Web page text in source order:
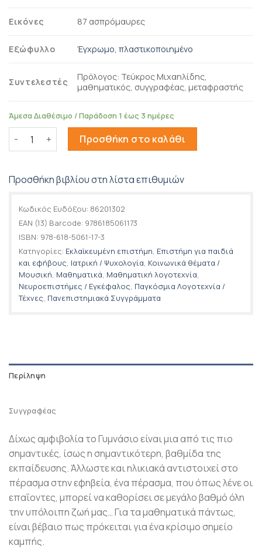
Εικόνες 87 ασπρόμαυρες
Εξώφυλλο Έγχρωμο, πλαστικοποιημένο
Συντελεστές
Πρόλογος: Τεύκρος Μιχαηλίδης,
μαθηματικός, συγγραφέας, μεταφραστής
Άμεσα Διαθέσιμο / Παράδοση 1 έως 3 ημέρες
Σε φάση μετάβασης ποσότητα
Προσθήκη στο καλάθι
Προσθήκη βιβλίου στη λίστα επιθυμιών
Κωδικός Ευδόξου: 86201302
EAN (13) Barcode: 9786185061173
ISBN: 978-618-5061-17-3
Κατηγορίες: Εκλαϊκευμένη επιστήμη, Επιστήμη για παιδιά
και εφήβους, Ιατρική / Ψυχολογία, Κοινωνικά θέματα /
Μουσική, Μαθηματικά, Μαθηματική λογοτεχνία,
Νευροεπιστήμες / Εγκέφαλος, Παγκόσμια Λογοτεχνία /
Τέχνες, Πανεπιστημιακά Συγγράμματα
Περίληψη
Συγγραφέας
Δίχως αμφιβολία το Γυμνάσιο είναι μια από τις πιο
σημαντικές, ίσως η σημαντικότερη, βαθμίδα της
εκπαίδευσης. Άλλωστε και ηλικιακά αντιστοιχεί στο
πέρασμα στην εφηβεία, ένα πέρασμα, που όπως λένε οι
επαΐοντες, μπορεί να καθορίσει σε μεγάλο βαθμό όλη
την υπόλοιπη ζωή μας… Για τα μαθηματικά πάντως,
είναι βέβαιο πως πρόκειται για ένα κρίσιμο σημείο
καμπής.